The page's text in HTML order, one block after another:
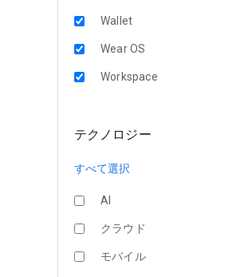
Wallet
Wear OS
Workspace
テクノロジー
すべて選択
AI
クラウド
モバイル